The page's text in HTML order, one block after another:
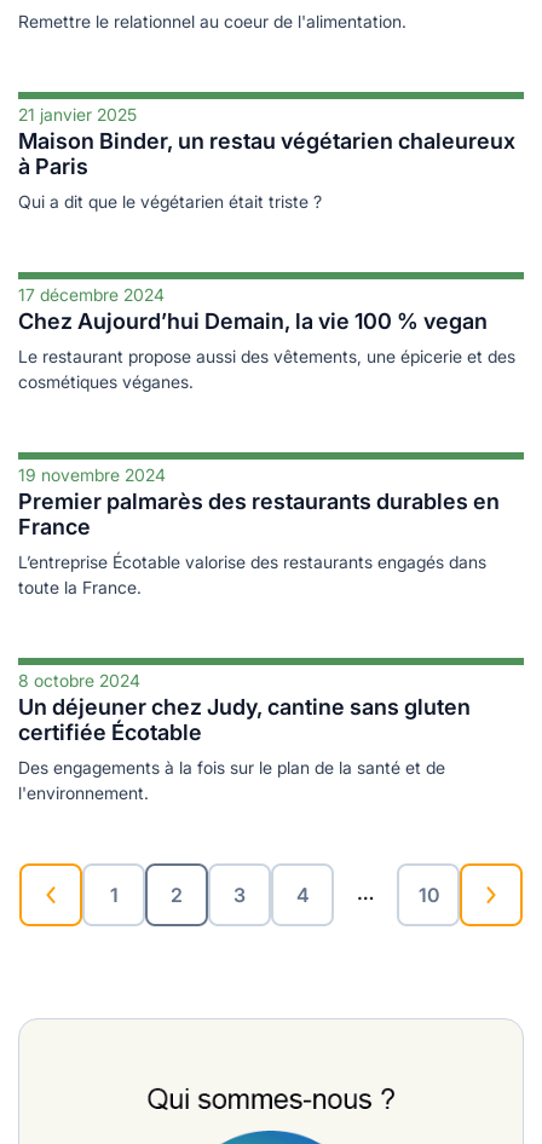
Remettre le relationnel au coeur de l'alimentation.
21 janvier 2025
Maison Binder, un restau végétarien chaleureux
à Paris
Qui a dit que le végétarien était triste ?
17 décembre 2024
Chez Aujourd’hui Demain, la vie 100 % vegan
Le restaurant propose aussi des vêtements, une épicerie et des
cosmétiques véganes.
19 novembre 2024
Premier palmarès des restaurants durables en
France
L’entreprise Écotable valorise des restaurants engagés dans
toute la France.
8 octobre 2024
Un déjeuner chez Judy, cantine sans gluten
certifiée Écotable
Des engagements à la fois sur le plan de la santé et de
l'environnement.
1 2 3 4 … 10